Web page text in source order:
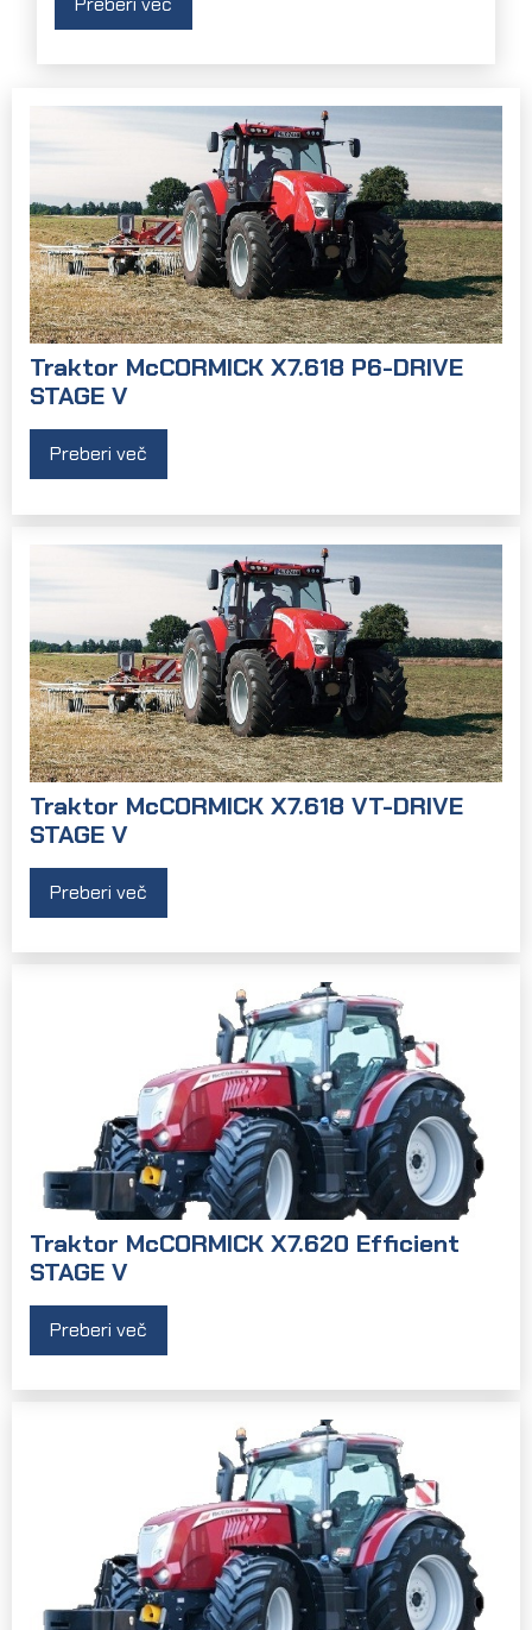
Traktor McCORMICK X7.618 P6-DRIVE
STAGE V
Preberi več
Traktor McCORMICK X7.618 VT-DRIVE
STAGE V
Preberi več
Traktor McCORMICK X7.620 Efficient
STAGE V
Preberi več